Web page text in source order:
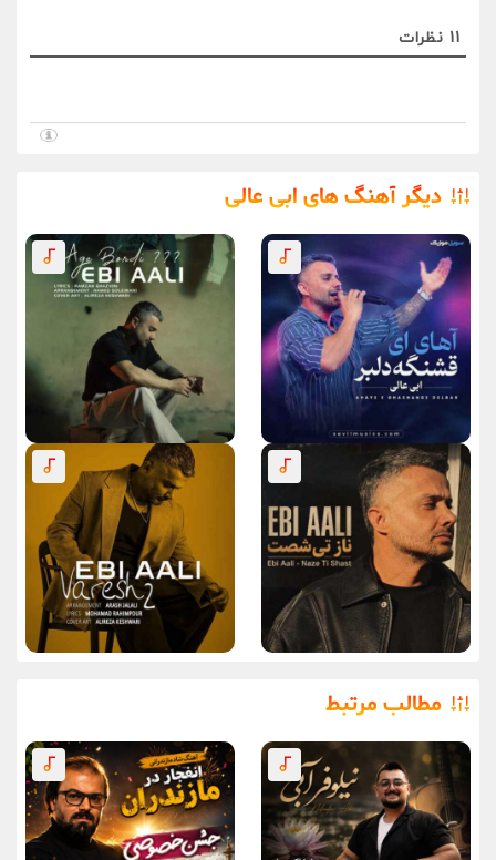
11 نظرات
دیگر آهنگ های ابی عالی
مطالب مرتبط